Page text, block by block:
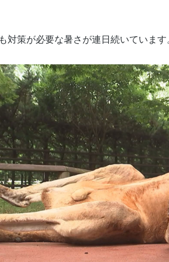
対策が必要な暑さが連日続いています